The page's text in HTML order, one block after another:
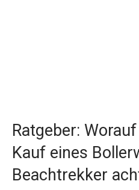
Ratgeber:
Kauf eines
Beachtrekker